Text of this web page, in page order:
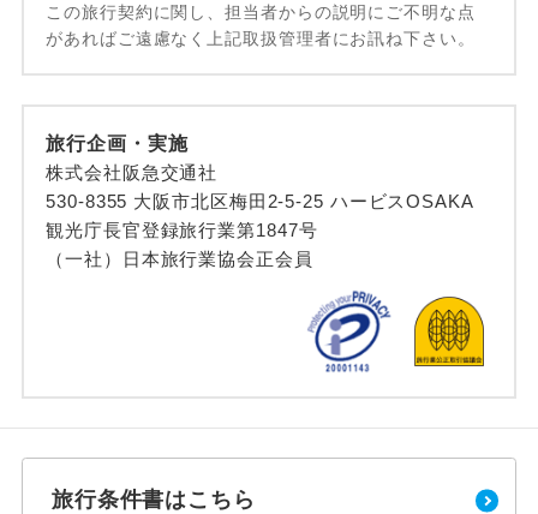
この旅行契約に関し、担当者からの説明にご不明な点
があればご遠慮なく上記取扱管理者にお訊ね下さい。
旅行企画・実施
株式会社阪急交通社
530-8355 大阪市北区梅田2-5-25 ハービスOSAKA
観光庁長官登録旅行業第1847号
（一社）日本旅行業協会正会員
旅行条件書はこちら